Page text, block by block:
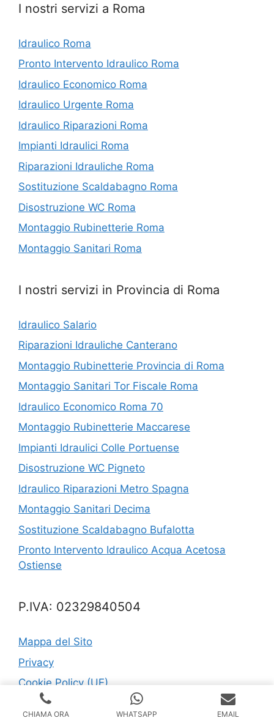
I nostri servizi a Roma
Idraulico Roma
Pronto Intervento Idraulico Roma
Idraulico Economico Roma
Idraulico Urgente Roma
Idraulico Riparazioni Roma
Impianti Idraulici Roma
Riparazioni Idrauliche Roma
Sostituzione Scaldabagno Roma
Disostruzione WC Roma
Montaggio Rubinetterie Roma
Montaggio Sanitari Roma
I nostri servizi in Provincia di Roma
Idraulico Salario
Riparazioni Idrauliche Canterano
Montaggio Rubinetterie Provincia di Roma
Montaggio Sanitari Tor Fiscale Roma
Idraulico Economico Roma 70
Montaggio Rubinetterie Maccarese
Impianti Idraulici Colle Portuense
Disostruzione WC Pigneto
Idraulico Riparazioni Metro Spagna
Montaggio Sanitari Decima
Sostituzione Scaldabagno Bufalotta
Pronto Intervento Idraulico Acqua Acetosa
Ostiense
P.IVA: 02329840504
Mappa del Sito
Privacy
Cookie Policy (UE)
CHIAMA ORA WHATSAPP EMAIL